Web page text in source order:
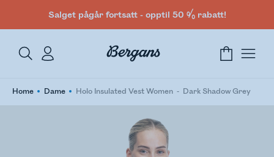
Salget pågår fortsatt - opptil 50 % rabatt!
Home Dame Holo Insulated Vest Women Dark Shadow Grey